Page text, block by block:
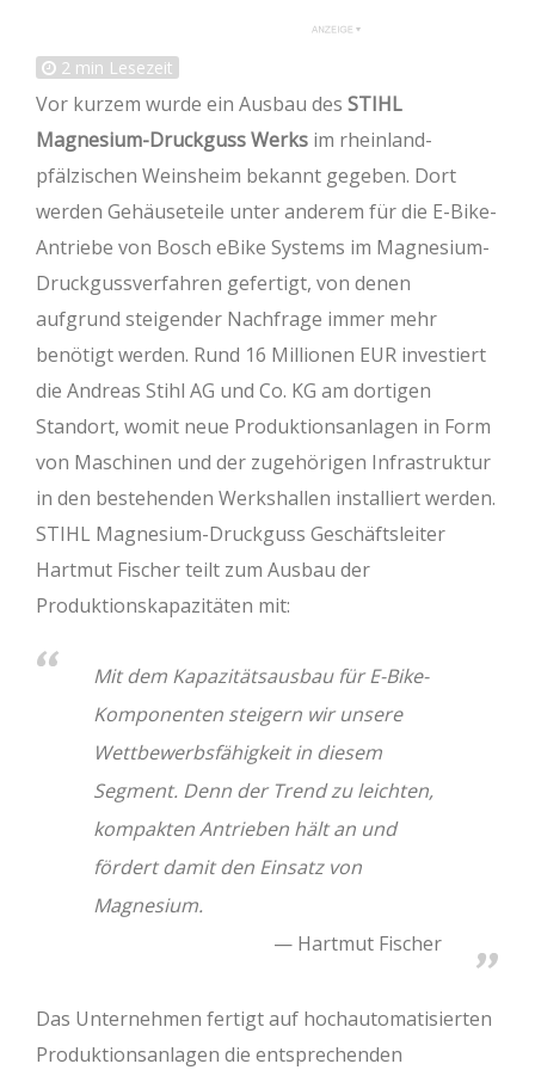
2 min Lesezeit
Vor kurzem wurde ein Ausbau des STIHL
Magnesium-Druckguss Werks im rheinland-
pfälzischen Weinsheim bekannt gegeben. Dort
werden Gehäuseteile unter anderem für die E-Bike-
Antriebe von Bosch eBike Systems im Magnesium-
Druckgussverfahren gefertigt, von denen
aufgrund steigender Nachfrage immer mehr
benötigt werden. Rund 16 Millionen EUR investiert
die Andreas Stihl AG und Co. KG am dortigen
Standort, womit neue Produktionsanlagen in Form
von Maschinen und der zugehörigen Infrastruktur
in den bestehenden Werkshallen installiert werden.
STIHL Magnesium-Druckguss Geschäftsleiter
Hartmut Fischer teilt zum Ausbau der
Produktionskapazitäten mit:
Mit dem Kapazitätsausbau für E-Bike-
Komponenten steigern wir unsere
Wettbewerbsfähigkeit in diesem
Segment. Denn der Trend zu leichten,
kompakten Antrieben hält an und
fördert damit den Einsatz von
Magnesium.
Hartmut Fischer
Das Unternehmen fertigt auf hochautomatisierten
Produktionsanlagen die entsprechenden